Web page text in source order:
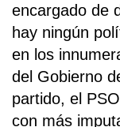
encargado de
hay ningún
en los
del Gobierno
partido, el
con más